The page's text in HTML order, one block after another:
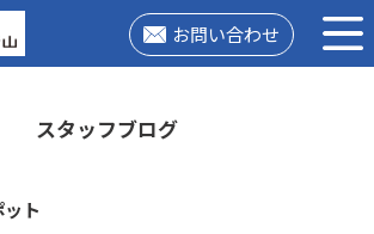
お問い合わせ
スタッフブログ
ト